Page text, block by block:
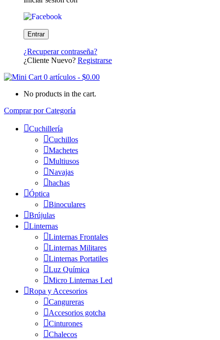
¿Recuperar contraseña?
¿Cliente Nuevo? Registrarse
0 artículos - $0.00
No products in the cart.
Comprar por Categoría
Cuchillería
Cuchillos
Machetes
Multiusos
Navajas
hachas
Óptica
Binoculares
Brújulas
Linternas
Linternas Frontales
Linternas Militares
Linternas Portatiles
Luz Química
Micro Linternas Led
Ropa y Accesorios
Cangureras
Accesorios gotcha
Cinturones
Chalecos